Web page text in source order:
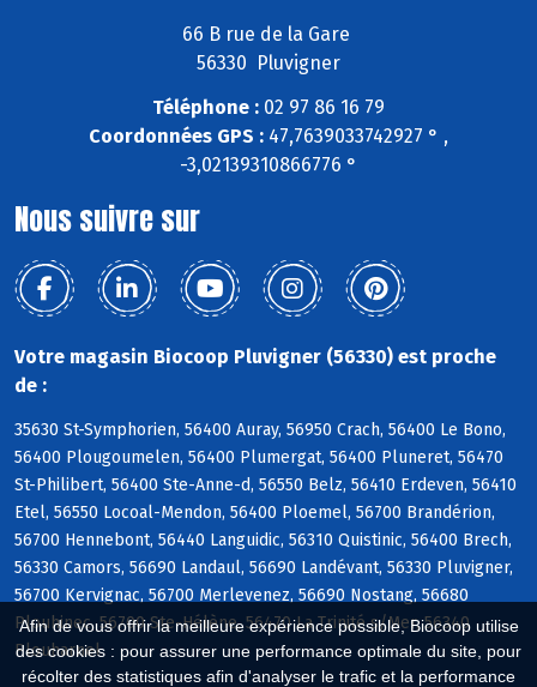
Afin de vous offrir la meilleure expérience possible, Biocoop utilise
des cookies : pour assurer une performance optimale du site, pour
récolter des statistiques afin d'analyser le trafic et la performance
66 B rue de la Gare
56330 Pluvigner
Téléphone : 02 97 86 16 79
Coordonnées GPS : 47,7639033742927 ° ,
-3,02139310866776 °
Nous suivre sur
Votre magasin Biocoop Pluvigner (56330) est proche
de :
35630 St-Symphorien, 56400 Auray, 56950 Crach, 56400 Le Bono,
56400 Plougoumelen, 56400 Plumergat, 56400 Pluneret, 56470
St-Philibert, 56400 Ste-Anne-d, 56550 Belz, 56410 Erdeven, 56410
Etel, 56550 Locoal-Mendon, 56400 Ploemel, 56700 Brandérion,
56700 Hennebont, 56440 Languidic, 56310 Quistinic, 56400 Brech,
56330 Camors, 56690 Landaul, 56690 Landévant, 56330 Pluvigner,
56700 Kervignac, 56700 Merlevenez, 56690 Nostang, 56680
Plouhinec, 56700 Ste-Hélène, 56470 La Trinité s/Mer, 56340
Plouharnel